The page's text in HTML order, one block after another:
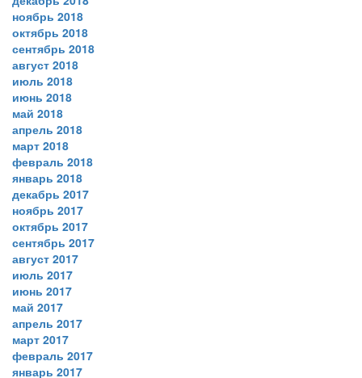
ноябрь 2018
октябрь 2018
сентябрь 2018
август 2018
июль 2018
июнь 2018
май 2018
апрель 2018
март 2018
февраль 2018
январь 2018
декабрь 2017
ноябрь 2017
октябрь 2017
сентябрь 2017
август 2017
июль 2017
июнь 2017
май 2017
апрель 2017
март 2017
февраль 2017
январь 2017